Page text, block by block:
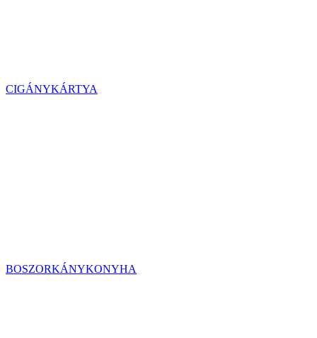
CIGÁNYKÁRTYA
BOSZORKÁNYKONYHA